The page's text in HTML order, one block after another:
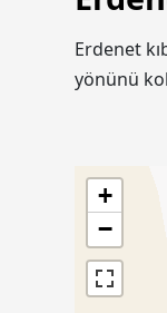
Erdenet
yönünü
+
−